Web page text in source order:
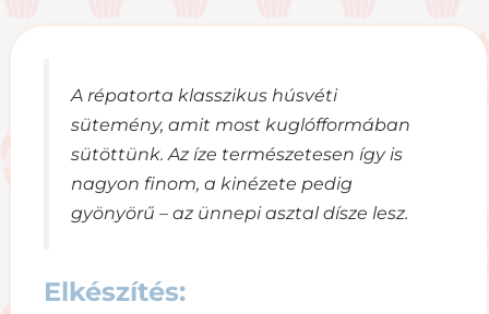
A répatorta klasszikus húsvéti
sütemény, amit most kuglófformában
sütöttünk. Az íze természetesen így is
nagyon finom, a kinézete pedig
gyönyörű – az ünnepi asztal dísze lesz.
Elkészítés: